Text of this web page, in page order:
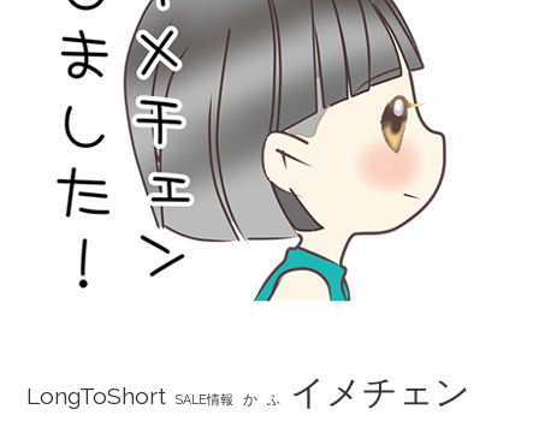
LongToShort SALE情報 か ふ イメチェン